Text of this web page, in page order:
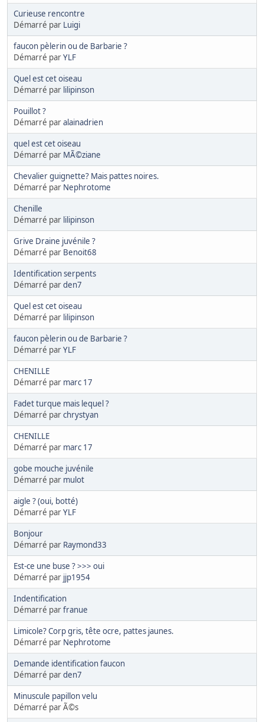
Curieuse rencontre
Démarré par Luigi
faucon pèlerin ou de Barbarie ?
Démarré parYLF
Quel est cet oiseau
Démarré par lilipinson
Pouillot ?
Démarré paralainadrien
quel est cet oiseau
Démarré par MÃ©ziane
Chevalier guignette? Mais pattes noires.
Démarré par Nephrotome
Chenille
Démarré par lilipinson
Grive Draine juvénile ?
Démarré par Benoit68
Identification serpents
Démarré parden7
Quel est cet oiseau
Démarré par lilipinson
faucon pèlerin ou de Barbarie ?
Démarré parYLF
CHENILLE
Démarré par marc 17
Fadet turque mais lequel ?
Démarré parchrystyan
CHENILLE
Démarré par marc 17
gobe mouche juvénile
Démarré par mulot
aigle ? (oui, botté)
Démarré parYLF
Bonjour
Démarré par Raymond33
Est-ce une buse ? >>> oui
Démarré par jjp1954
Indentification
Démarré parfranue
Limicole? Corp gris, tête ocre, pattes jaunes.
Démarré par Nephrotome
Demande identification faucon
Démarré parden7
Minuscule papillon velu
Démarré par Ã©s